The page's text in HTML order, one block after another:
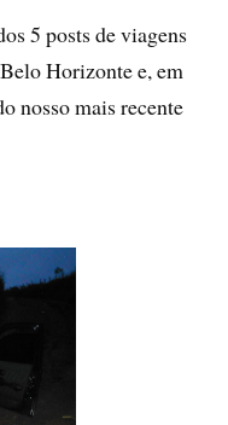
5 posts de viagens
Horizonte e, em
nosso mais recente